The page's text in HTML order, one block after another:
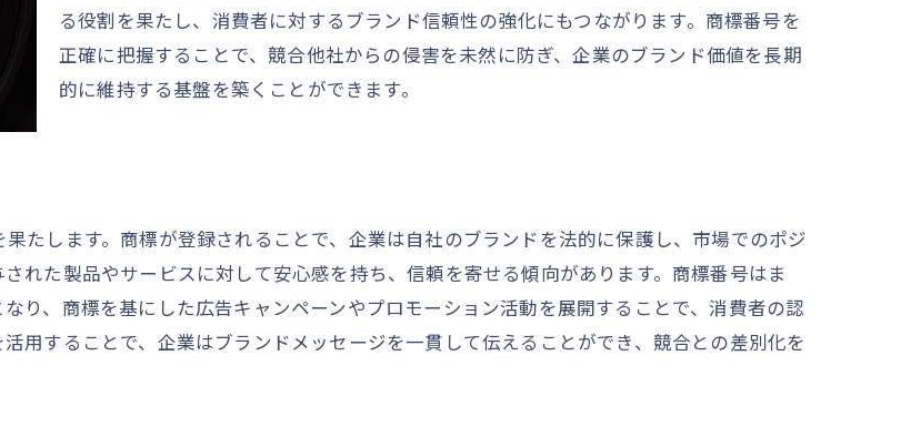
番号確認の成功事例と教訓
を守る商標番号の確認方法とは
番号確認の法的背景
保護のための番号確認手順
号を利用した権利侵害防止策
権維持のための定期確認の必要性
争力を高める商標番号の有効活用法
る役割を果たし、消費者に対するブランド信頼性の強化にもつながります。商標番号を
正確に把握することで、競合他社からの侵害を未然に防ぎ、企業のブランド価値を長期
的に維持する基盤を築くことができます。
たします。商標が登録されることで、企業は自社のブランドを法的に保護し、市場でのポジ
れた製品やサービスに対して安心感を持ち、信頼を寄せる傾向があります。商標番号はま
り、商標を基にした広告キャンペーンやプロモーション活動を展開することで、消費者の認
用することで、企業はブランドメッセージを一貫して伝えることができ、競合との差別化を